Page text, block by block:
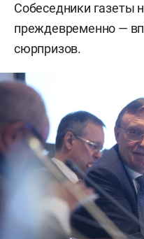
Собеседники газеты
преждевременно —
сюрпризов.